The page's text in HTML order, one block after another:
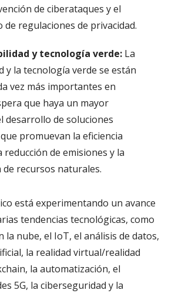
de ciberataques y el
regulaciones de privacidad.
y tecnología verde:La
y la tecnología verde se están
vez más importantes en
que haya un mayor
desarrollo de soluciones
promuevan la eficiencia
reducción de emisiones y la
de recursos naturales.
está experimentando un avance
tendencias tecnológicas, como
la nube, el IoT, el análisis de datos,
la realidad virtual/realidad
la automatización, el
5G, la ciberseguridad y la